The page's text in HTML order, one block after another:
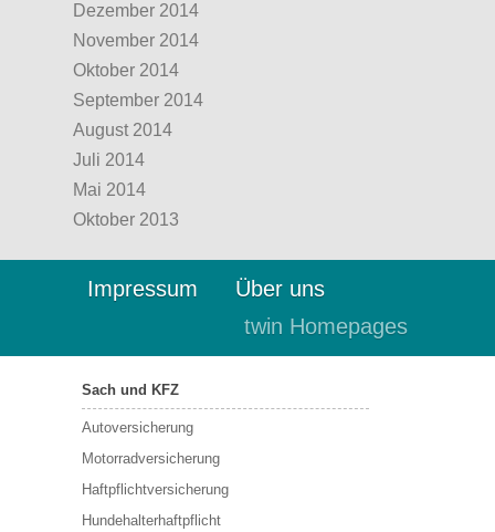
Dezember 2014
November 2014
Oktober 2014
September 2014
August 2014
Juli 2014
Mai 2014
Oktober 2013
Impressum
Über uns
twin Homepages
Sach und KFZ
Autoversicherung
Motorradversicherung
Haftpflichtversicherung
Hundehalterhaftpflicht